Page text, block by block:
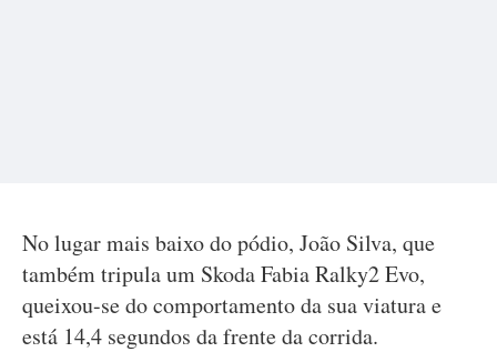
No lugar mais baixo do pódio, João Silva, que
também tripula um Skoda Fabia Ralky2 Evo,
queixou-se do comportamento da sua viatura e
está 14,4 segundos da frente da corrida.